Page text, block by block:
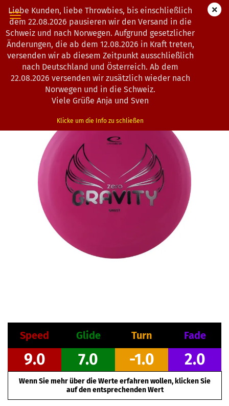
Liebe Kunden, liebe Throwbies, bis einschließlich
dem 22.08.2026 pausieren wir den Versand in die
Schweiz und nach Norwegen. Aufgrund gesetzlicher
Änderungen, die ab dem 12.08.2026 in Kraft treten,
versenden wir ab diesem Zeitpunkt ausschließlich
nach Deutschland und Österreich. Ab dem
22.08.2026 versenden wir zusätzlich wieder nach
Norwegen und in die Schweiz.
Viele Grüße Anja und Sven
Klicke um die Info zu schließen
« Erster « zurück weiter »
Letzter »
Artikel in dieser Kategorie
Latitude 64° | Saint | Zero Gravity
0202821 )
Speed Glide Turn Fade
9.0 7.0 -1.0 2.0
Wenn Sie mehr über die Werte erfahren wollen, klicken Sie
auf den entsprechenden Wert